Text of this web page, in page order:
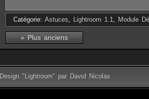
Catégorie: Astuces, Lightroom 1.1, Module
« Plus anciens
Design "Lightroom" par David Nicolas